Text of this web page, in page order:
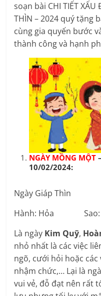
soạn bài CHI TIẾT XẤU
THÌN – 2024 quý tặng
cùng gia quyến bước
thành công và hạnh
NGÀY MỒNG MỘT
10/02/2024:
Ngày Giáp
Hành: Hỏa
Là ngày Kim Quỹ,
nhỏ nhất là các việc
ngõ, cưới hỏi hoặc
nhậm chức,… Lại là
vui vẻ, đỗ đạt nên rất